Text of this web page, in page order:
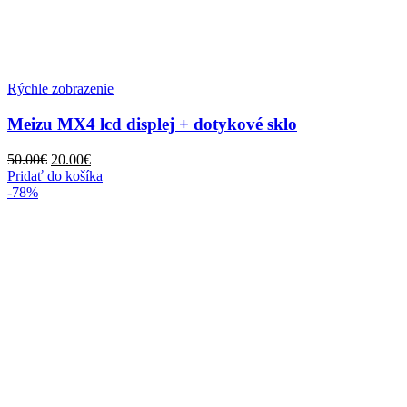
Rýchle zobrazenie
Meizu MX4 lcd displej + dotykové sklo
50.00€ 20.00€
Pridať do košíka
-78%